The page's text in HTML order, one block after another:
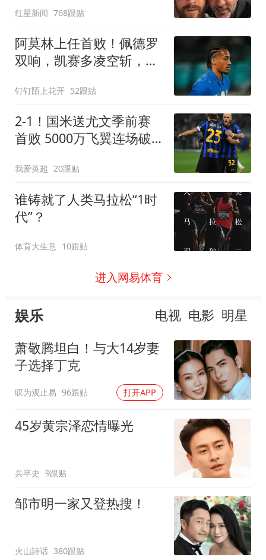
红星新闻 768跟贴
阿莫林上任首败！佩德罗
双响，凯赛多凌空斩，切
钉钉陌上花开 52跟贴
2-1！国米送尤文季前赛
首败 5000万飞翼连场破
我爱英超 20跟贴
谁铸就了人类马拉松“1时
代”？
体育大生意 10跟贴
进入网易体育
娱乐 电视 电影 明星
萧敬腾坦白！与大14岁妻
子选择丁克
叹为观止易 96跟贴 打开APP
45岁黄宗泽恋情曝光
兵卒史 9跟贴
邹市明一家又登热搜！
火山詩话 380跟贴